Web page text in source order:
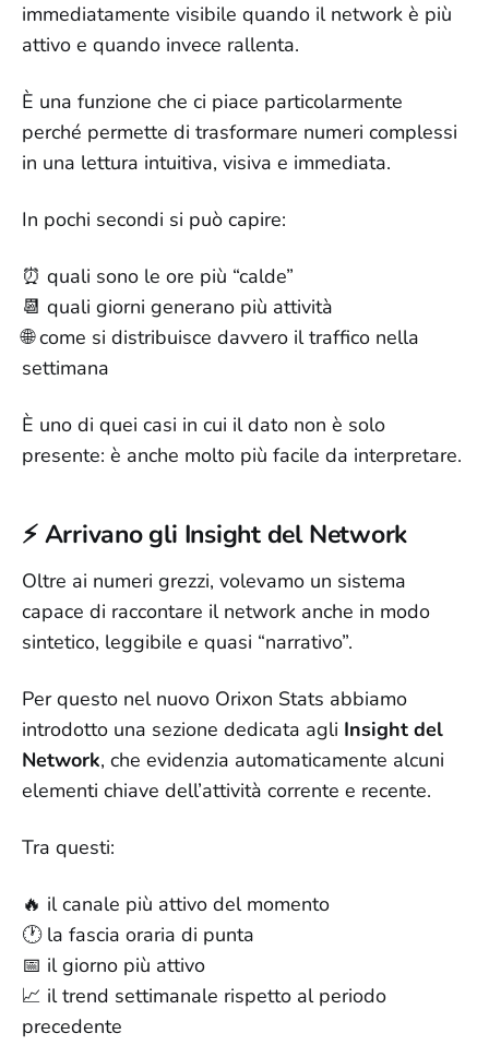
immediatamente visibile quando il network è più
attivo e quando invece rallenta.
È una funzione che ci piace particolarmente
perché permette di trasformare numeri complessi
in una lettura intuitiva, visiva e immediata.
In pochi secondi si può capire:
⏰ quali sono le ore più “calde”
📆 quali giorni generano più attività
🌐 come si distribuisce davvero il traffico nella
settimana
È uno di quei casi in cui il dato non è solo
presente: è anche molto più facile da interpretare.
⚡ Arrivano gli Insight del Network
Oltre ai numeri grezzi, volevamo un sistema
capace di raccontare il network anche in modo
sintetico, leggibile e quasi “narrativo”.
Per questo nel nuovo Orixon Stats abbiamo
introdotto una sezione dedicata agli Insight del
Network, che evidenzia automaticamente alcuni
elementi chiave dell’attività corrente e recente.
Tra questi:
🔥 il canale più attivo del momento
🕐 la fascia oraria di punta
📅 il giorno più attivo
📈 il trend settimanale rispetto al periodo
precedente